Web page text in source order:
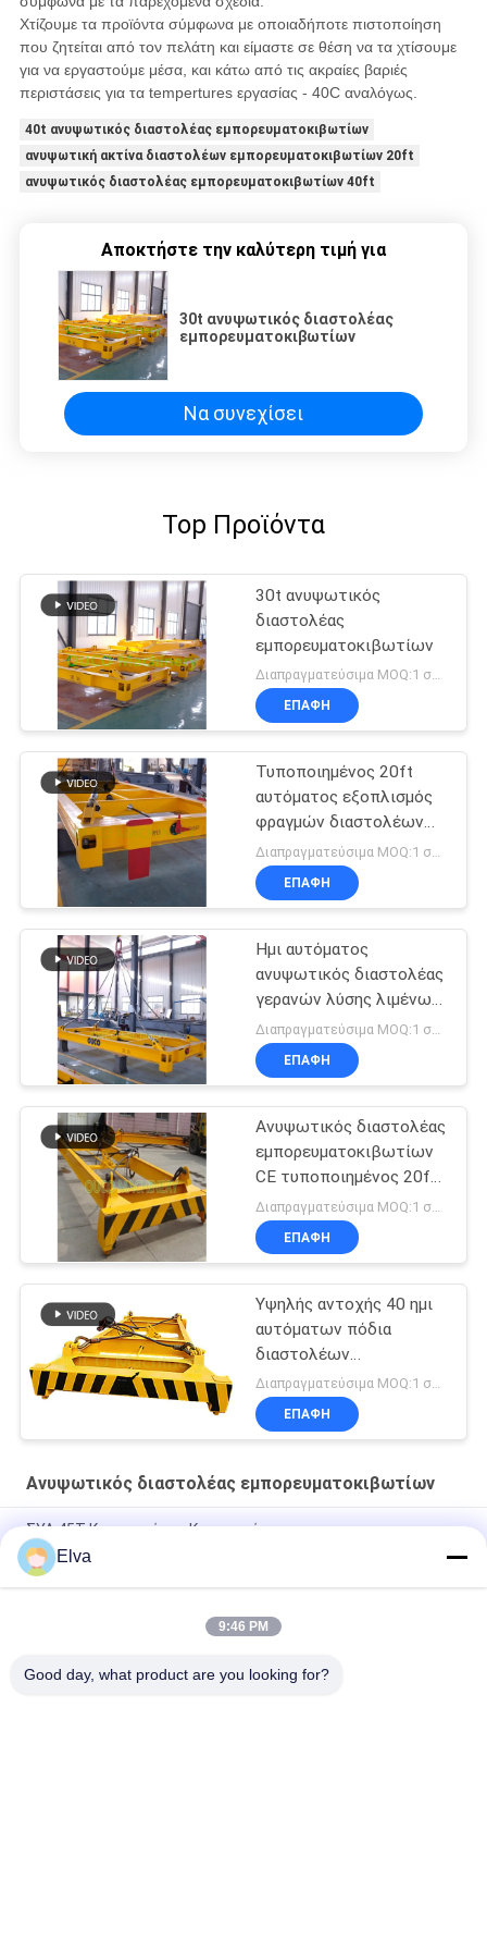
Χτίζουμε τα προϊόντα σύμφωνα με οποιαδήποτε πιστοποίηση
που ζητείται από τον πελάτη και είμαστε σε θέση να τα χτίσουμε
για να εργαστούμε μέσα, και κάτω από τις ακραίες βαριές
περιστάσεις για τα tempertures εργασίας - 40C αναλόγως.
40t ανυψωτικός διαστολέας εμπορευματοκιβωτίων
ανυψωτική ακτίνα διαστολέων εμπορευματοκιβωτίων 20ft
ανυψωτικός διαστολέας εμπορευματοκιβωτίων 40ft
Αποκτήστε την καλύτερη τιμή για
30t ανυψωτικός διαστολέας
εμπορευματοκιβωτίων
Να συνεχίσει
Top Προϊόντα
30t ανυψωτικός
διαστολέας
εμπορευματοκιβωτίων
Διαπραγματεύσιμα MOQ:1 σύνολο
ΕΠΑΦΉ
Τυποποιημένος 20ft
αυτόματος εξοπλισμός
φραγμών διαστολέων
εμπορευματοκιβωτίων
ανυψωτικός
Διαπραγματεύσιμα MOQ:1 σύνολο
ΕΠΑΦΉ
Ημι αυτόματος
ανυψωτικός διαστολέας
γερανών λύσης λιμένων
20ft
ΕΠΑΦΉ
Ανυψωτικός διαστολέας
εμπορευματοκιβωτίων
CE τυποποιημένος 20ft
μηχανικός
ΕΠΑΦΉ
Υψηλής αντοχής 40 ημι
αυτόματων πόδια
διαστολέων
εμπορευματοκιβωτίων
ανυψωτικών
Διαπραγματεύσιμα MOQ:1 σύνολο
ΕΠΑΦΉ
Ανυψωτικός διαστολέας εμπορευματοκιβωτίων
ΣΥΛ 45Τ Κερανοφόρος Κερανοφόρος
Ημι αυτόματος διαστολέας εμπορευματοκιβωτίων 20 πόδια
40 πόδια εμπορευματοκιβωτίων
Τηλεσκοπικό υδραυλικό ηλεκτρικό εμπορευματοκιβώτιο
Elva
9:46 PM
Good day, what product are you looking for?